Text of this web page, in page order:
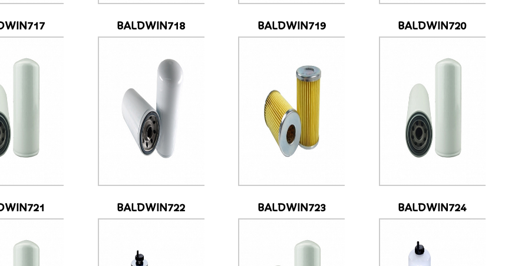
BALDWIN718 BALDWIN719 BALDWIN720
BALDWIN722 BALDWIN723 BALDWIN724